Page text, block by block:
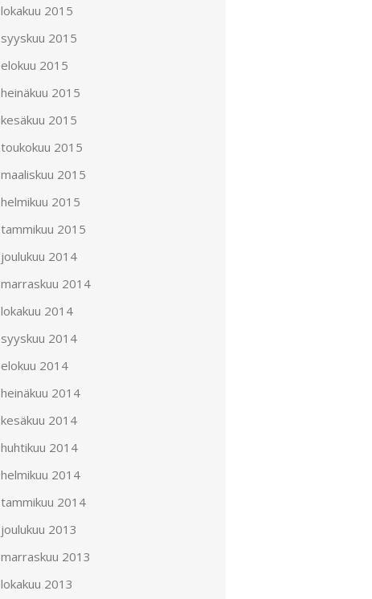
lokakuu 2015
syyskuu 2015
elokuu 2015
heinäkuu 2015
kesäkuu 2015
toukokuu 2015
maaliskuu 2015
helmikuu 2015
tammikuu 2015
joulukuu 2014
marraskuu 2014
lokakuu 2014
syyskuu 2014
elokuu 2014
heinäkuu 2014
kesäkuu 2014
huhtikuu 2014
helmikuu 2014
tammikuu 2014
joulukuu 2013
marraskuu 2013
lokakuu 2013